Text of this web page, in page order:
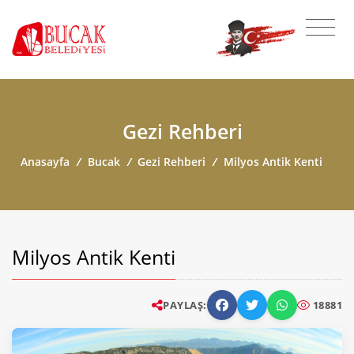
Gezi Rehberi
Anasayfa / Bucak / Gezi Rehberi / Milyos Antik Kenti
Milyos Antik Kenti
PAYLAŞ: 18881